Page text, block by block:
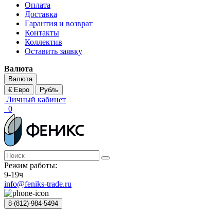
Оплата
Доставка
Гарантия и возврат
Контакты
Коллектив
Оставить заявку
Валюта
Валюта
€ Евро
Рубль
Личный кабинет
0
Режим работы:
9-19ч
info@feniks-trade.ru
8-(812)-984-5494